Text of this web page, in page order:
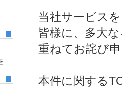
当社サービス
皆様に、多大
重ねてお詫び
本件に関する